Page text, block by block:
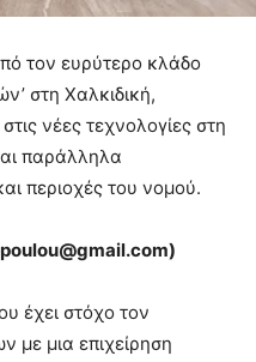
τον ευρύτερο κλάδο
στη Χαλκιδική,
νέες τεχνολογίες στη
παράλληλα
περιοχές του νομού.
gmail.com)
έχει στόχο τον
με μια επιχείρηση